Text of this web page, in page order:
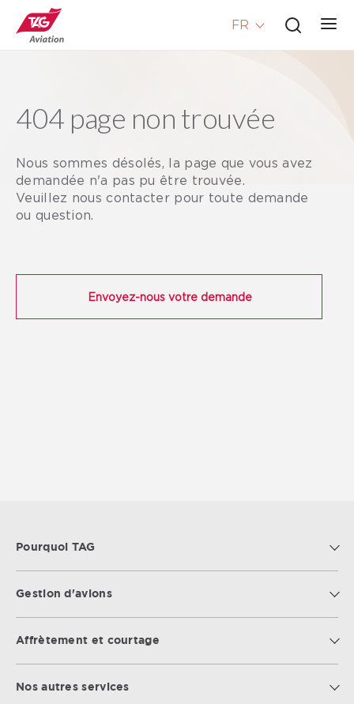
FR
404 page non trouvée
Nous sommes désolés, la page que vous avez
demandée n'a pas pu être trouvée.
Veuillez nous contacter pour toute demande
ou question.
Envoyez-nous votre demande
Pourquoi TAG
Gestion d'avions
Affrètement et courtage
Nos autres services